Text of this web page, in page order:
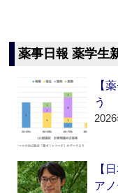
薬事日報 薬学生
【
う
【
ア